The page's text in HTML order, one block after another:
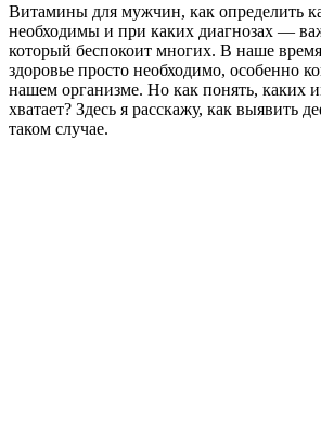
Витамины для мужчин, как определить
необходимы и при каких диагнозах —
который беспокоит многих. В наше
здоровье просто необходимо, особенно
нашем организме. Но как понять, каких
хватает? Здесь я расскажу, как выявить
таком случае.